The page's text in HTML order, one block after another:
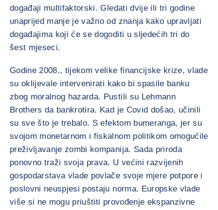
događaji multifaktorski. Gledati dvije ili tri godine
unaprijed manje je važno od znanja kako upravljati
događajima koji će se dogoditi u sljedećih tri do
šest mjeseci.
Godine 2008., tijekom velike financijske krize, vlade
su oklijevale intervenirati kako bi spasile banku
zbog moralnog hazarda. Pustili su Lehmann
Brothers da bankrotira. Kad je Covid došao, učinili
su sve što je trebalo. S efektom bumeranga, jer su
svojom monetarnom i fiskalnom politikom omogućile
preživljavanje zombi kompanija. Sada priroda
ponovno traži svoja prava. U većini razvijenih
gospodarstava vlade povlače svoje mjere potpore i
poslovni neuspjesi postaju norma. Europske vlade
više si ne mogu priuštiti provođenje ekspanzivne